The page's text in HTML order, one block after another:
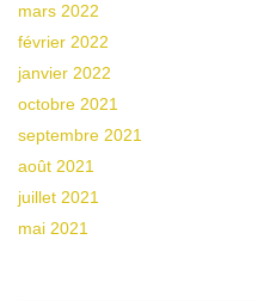
mars 2022
février 2022
janvier 2022
octobre 2021
septembre 2021
août 2021
juillet 2021
mai 2021